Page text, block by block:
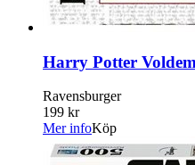
Harry Potter
Ravensburger
199 kr
Mer infoKöp